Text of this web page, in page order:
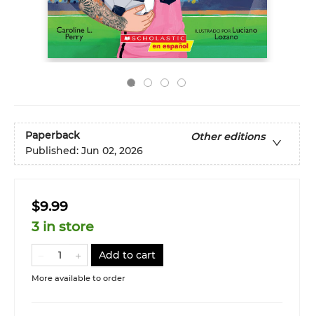
Paperback
Other editions
Published: Jun 02, 2026
$9.99
3 in store
Add to cart
More available to order